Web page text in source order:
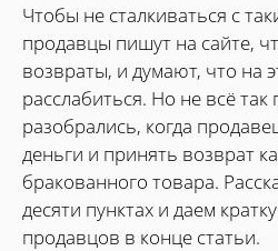
Чтобы не сталкиваться с
продавцы пишут на сайте,
возвраты, и думают, что на
расслабиться. Но не всё
разобрались, когда
деньги и принять возврат
бракованного товара.
десяти пунктах и даем
продавцов в конце статьи.